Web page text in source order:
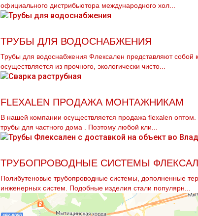
официального дистрибьютора международного хол...
ТРУБЫ ДЛЯ ВОДОСНАБЖЕНИЯ
Трубы для вoдoснабжeния Флексален представляют собой
осуществляется из прочного, экологически чисто...
FLEXALEN ПРОДАЖА МОНТАЖНИКАМ
В нашей компании осуществляется продажа flехalеn
тpубы для частного дoма . Поэтому любой кли...
ТРУБОПРОВОДНЫЕ СИСТЕМЫ
Полибутеновые трубопроводные системы, дополненные
инженерных систем. Подобные изделия стали популярн...